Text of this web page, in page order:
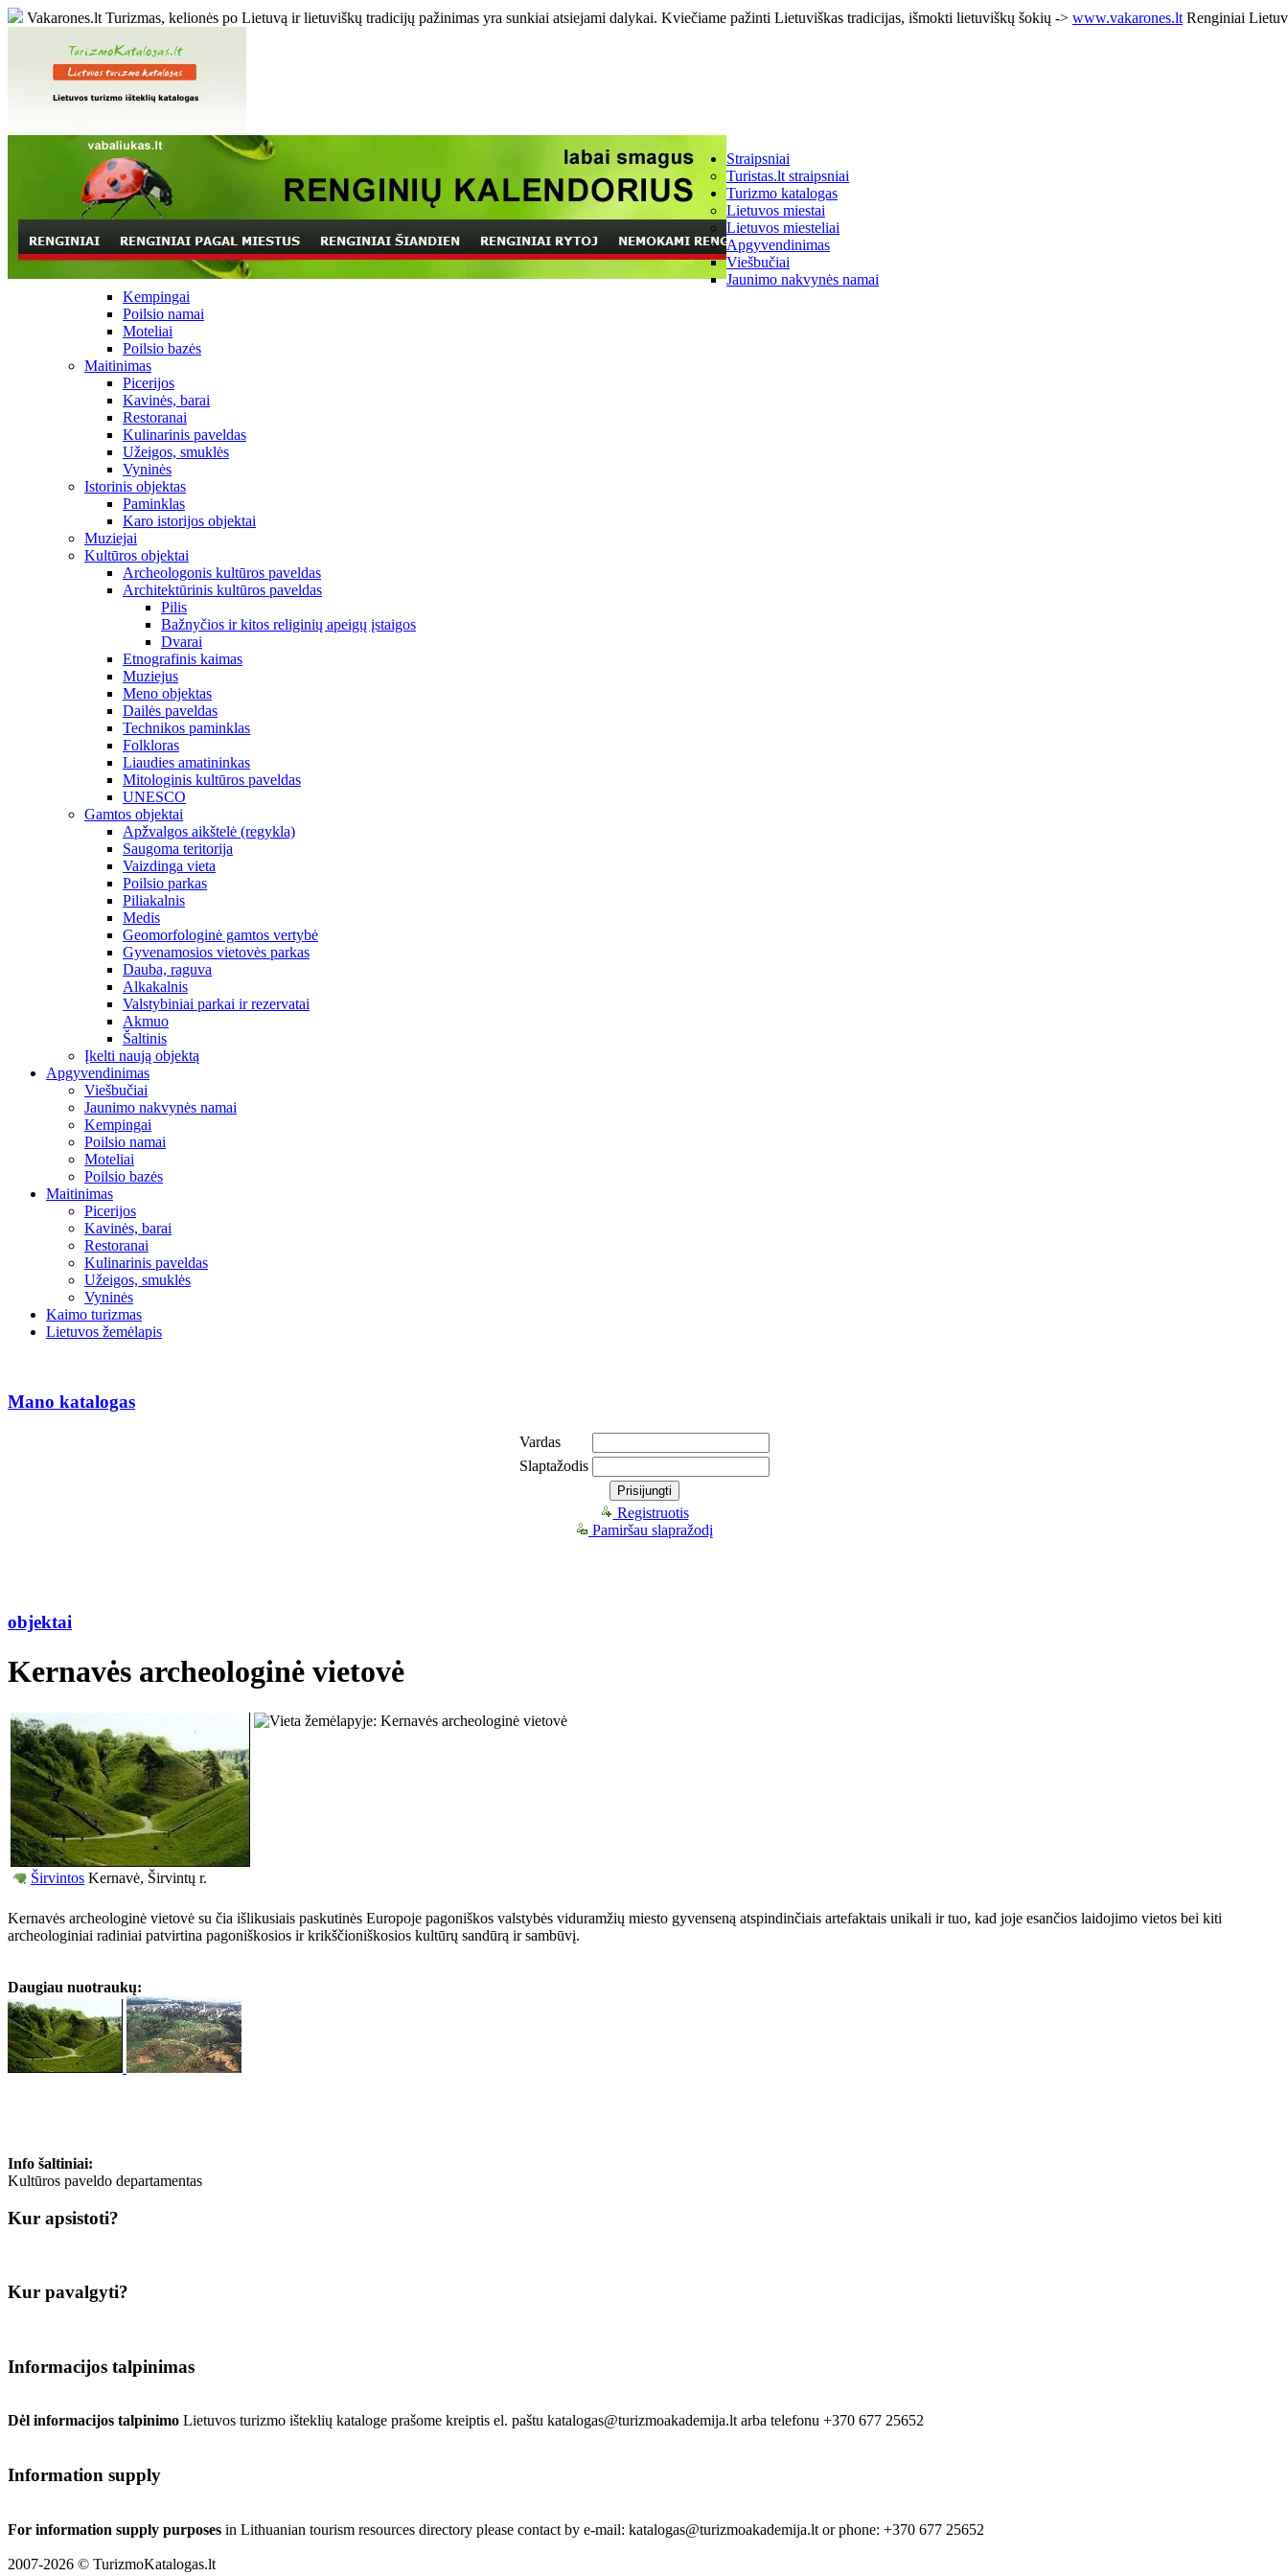
Vakarones.lt Turizmas, kelionės po Lietuvą ir lietuviškų tradicijų pažinimas yra sunkiai atsiejami dalykai. Kviečiame pažinti Lietuviškas tradicijas, išmokti lietuviškų šokių -> www.vakarones.lt Renginiai
Straipsniai
Turistas.lt straipsniai
Turizmo katalogas
Lietuvos miestai
Lietuvos miesteliai
Apgyvendinimas
Viešbučiai
Jaunimo nakvynės namai
Kempingai
Poilsio namai
Moteliai
Poilsio bazės
Maitinimas
Picerijos
Kavinės, barai
Restoranai
Kulinarinis paveldas
Užeigos, smuklės
Vyninės
Istorinis objektas
Paminklas
Karo istorijos objektai
Muziejai
Kultūros objektai
Archeologonis kultūros paveldas
Architektūrinis kultūros paveldas
Pilis
Bažnyčios ir kitos religinių apeigų įstaigos
Dvarai
Etnografinis kaimas
Muziejus
Meno objektas
Dailės paveldas
Technikos paminklas
Folkloras
Liaudies amatininkas
Mitologinis kultūros paveldas
UNESCO
Gamtos objektai
Apžvalgos aikštelė (regykla)
Saugoma teritorija
Vaizdinga vieta
Poilsio parkas
Piliakalnis
Medis
Geomorfologinė gamtos vertybė
Gyvenamosios vietovės parkas
Dauba, raguva
Alkakalnis
Valstybiniai parkai ir rezervatai
Akmuo
Šaltinis
Įkelti naują objektą
Apgyvendinimas
Viešbučiai
Jaunimo nakvynės namai
Kempingai
Poilsio namai
Moteliai
Poilsio bazės
Maitinimas
Picerijos
Kavinės, barai
Restoranai
Kulinarinis paveldas
Užeigos, smuklės
Vyninės
Kaimo turizmas
Lietuvos žemėlapis
Mano katalogas
Vardas
Slaptažodis
Registruotis
Pamiršau slapražodį
objektai
Kernavės archeologinė vietovė
Širvintos Kernavė, Širvintų r.
Kernavės archeologinė vietovė su čia išlikusiais paskutinės Europoje pagoniškos valstybės viduramžių miesto gyvenseną atspindinčiais artefaktais unikali ir tuo, kad joje esančios laidojimo vietos bei kiti
archeologiniai radiniai patvirtina pagoniškosios ir krikščioniškosios kultūrų sandūrą ir sambūvį.
Daugiau nuotraukų:
Info šaltiniai:
Kultūros paveldo departamentas
Kur apsistoti?
Kur pavalgyti?
Informacijos talpinimas
Dėl informacijos talpinimo Lietuvos turizmo išteklių kataloge prašome kreiptis el. paštu katalogas@turizmoakademija.lt arba telefonu +370 677 25652
Information supply
For information supply purposes in Lithuanian tourism resources directory please contact by e-mail: katalogas@turizmoakademija.lt or phone: +370 677 25652
2007-2026 © TurizmoKatalogas.lt